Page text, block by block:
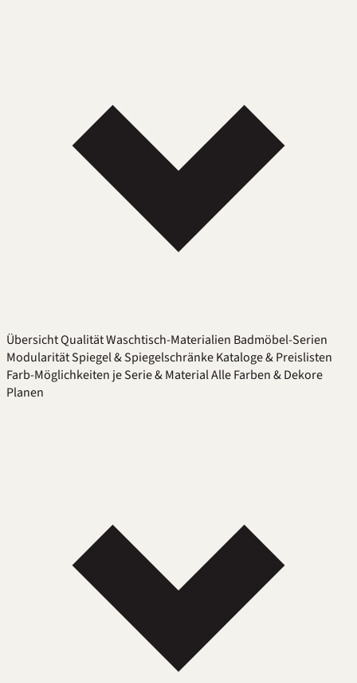
ÜbersichtQualitätWaschtisch-Materialien Badmöbel-Serien
ModularitätSpiegel & SpiegelschränkeKataloge & Preislisten
Farb-Möglichkeiten je Serie & MaterialAlle Farben & Dekore
Planen